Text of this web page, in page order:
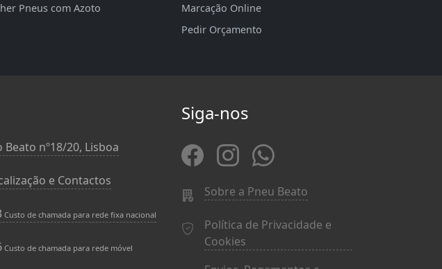
Pneus com Azoto
Marcação Online
Pedir Orçamento
Beato nº18/20, Lisboa
e Contactos
Custo de chamada para rede fixa nacional
Custo de chamada para rede móvel
Siga-nos
Sobre a Pneu Beato
Política de Privacidade e
Cookies